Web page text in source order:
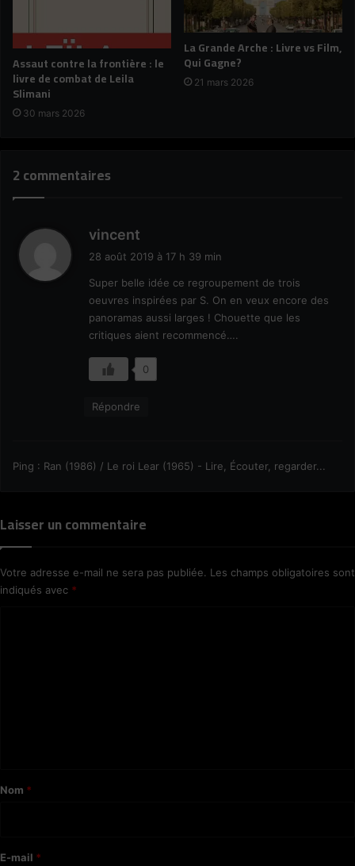
Assaut contre la frontière : le
livre de combat de Leila
Slimani
30 mars 2026
La Grande Arche : Livre vs Film,
Qui Gagne?
21 mars 2026
2 commentaires
vincent
:
28 août 2019 à 17 h 39 min
Super belle idée ce regroupement de trois
oeuvres inspirées par S. On en veux encore des
panoramas aussi larges ! Chouette que les
critiques aient recommencé….
0
Répondre
Ping : Ran (1986) / Le roi Lear (1965) - Lire, Écouter, regarder...
Laisser un commentaire
Votre adresse e-mail ne sera pas publiée. Les champs obligatoires sont
indiqués avec *
a
e
Nom *
E-mail *